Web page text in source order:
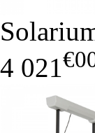
4 021